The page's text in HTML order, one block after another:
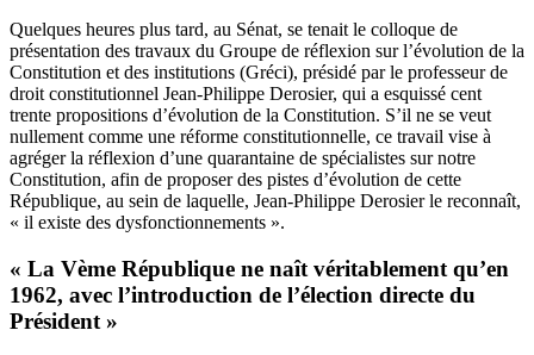
Quelques heures plus tard, au Sénat, se tenait le colloque de
présentation des travaux du Groupe de réflexion sur l’évolution de la
Constitution et des institutions (Gréci), présidé par le professeur de
droit constitutionnel Jean-Philippe Derosier, qui a esquissé cent
trente propositions d’évolution de la Constitution. S’il ne se veut
nullement comme une réforme constitutionnelle, ce travail vise à
agréger la réflexion d’une quarantaine de spécialistes sur notre
Constitution, afin de proposer des pistes d’évolution de cette
République, au sein de laquelle, Jean-Philippe Derosier le reconnaît,
« il existe des dysfonctionnements ».
« La Vème République ne naît véritablement qu’en
1962, avec l’introduction de l’élection directe du
Président »